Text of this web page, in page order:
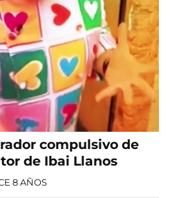
compulsivo de
de Ibai Llanos
8 AÑOS